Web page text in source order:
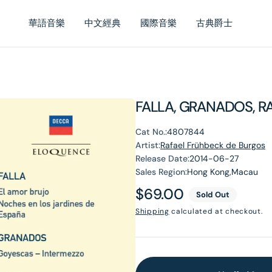
華語音樂 中文經典 國際音樂 古典爵士
FALLA, GRANADOS,
Cat No.:4807844
Artist:Rafael Frühbeck de Burgos
Release Date:2014-06-27
Sales Region:Hong Kong,Macau
Regular
price
$69.00 Sold Out
Shipping calculated at checkout.